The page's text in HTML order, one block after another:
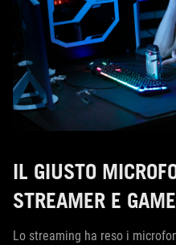
IL GIUSTO
STREAMER E
Lo streaming ha reso i